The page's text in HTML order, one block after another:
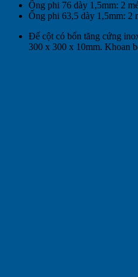
Ống phi 76 dày 1,5mm: 2
Ống phi 63,5 dày 1,5mm: 2
Đế cột có bốn tăng cứng
300 x 300 x 10mm. Khoan